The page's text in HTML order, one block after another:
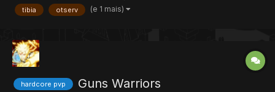
personagens que nois mesmo criaremos para isso precisamos
tibia otserv (e 1 mais)
hardcore pvp Guns Warriors